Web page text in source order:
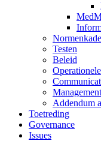
Testen
Beleid
Addendum
Toetreding
Governance
Issues